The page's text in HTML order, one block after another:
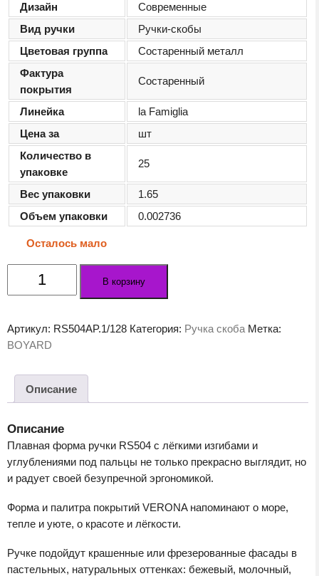
Дизайн
Современные
Вид ручки
Ручки-скобы
Цветовая группа
Состаренный металл
Фактура
покрытия
Состаренный
Линейка
la Famiglia
Цена за
шт
Количество в
упаковке
25
Вес упаковки
1.65
Объем упаковки
0.002736
Осталось мало
Количество
товара
VERONA
В корзину
Артикул: RS504AP.1/128 Категория: Ручка скоба Метка:
BOYARD
Описание
Описание
Плавная форма ручки RS504 с лёгкими изгибами и
углублениями под пальцы не только прекрасно выглядит, но
и радует своей безупречной эргономикой.
Форма и палитра покрытий VERONA напоминают о море,
тепле и уюте, о красоте и лёгкости.
Ручке подойдут крашенные или фрезерованные фасады в
пастельных, натуральных оттенках: бежевый, молочный,